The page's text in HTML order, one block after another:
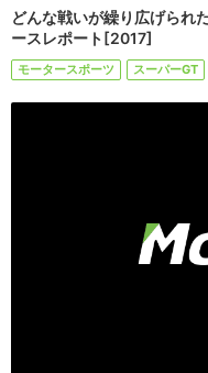
どんな戦いが繰り広げられ
ースレポート[2017]
モータースポーツ スーパーGT